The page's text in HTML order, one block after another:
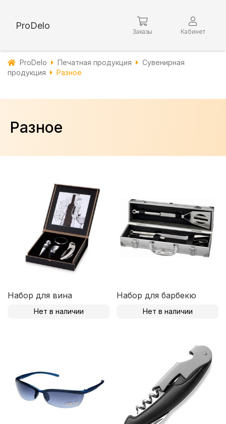
ProDelo
Заказы Кабинет
ProDelo Печатная продукция
Сувенирная
продукция
Разное
Разное
Набор для вина
Нет в наличии
Набор для барбекю
Нет в наличии